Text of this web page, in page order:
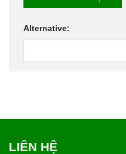
Alternative:
LIÊN HỆ